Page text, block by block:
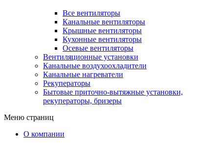
Все вентиляторы
Канальные вентиляторы
Крышные вентиляторы
Кухонные вентиляторы
Осевые вентиляторы
Вентиляционные установки
Канальные воздухоохладители
Канальные нагреватели
Рекуператоры
Бытовые приточно-вытяжные установки,
рекуператоры, бризеры
Меню страниц
О компании